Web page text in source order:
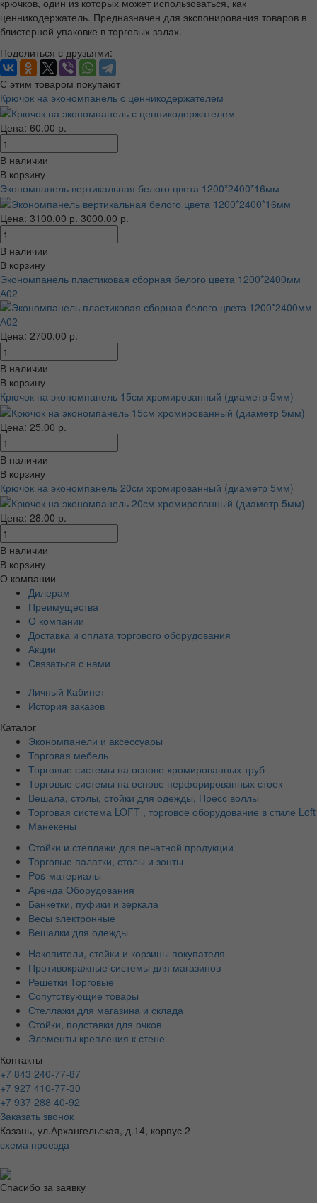
ценникодержатель. Предназначен для экспонирования товаров в
блистерной упаковке в торговых залах.
Поделиться с друзьями:
С этим товаром покупают
Крючок на экономпанель с ценникодержателем
Цена: 60.00 р.
В наличии
В корзину
Экономпанель вертикальная белого цвета 1200*2400*16мм
Цена: 3100.00 р. 3000.00 р.
В наличии
В корзину
Экономпанель пластиковая сборная белого цвета 1200*2400мм
А02
Цена: 2700.00 р.
В наличии
В корзину
Крючок на экономпанель 15см хромированный (диаметр 5мм)
Цена: 25.00 р.
В наличии
В корзину
Крючок на экономпанель 20см хромированный (диаметр 5мм)
Цена: 28.00 р.
В наличии
В корзину
О компании
Дилерам
Преимущества
О компании
Доставка и оплата торгового оборудования
Акции
Связаться с нами
Личный Кабинет
История заказов
Каталог
Экономпанели и аксессуары
Торговая мебель
Торговые системы на основе хромированных труб
Торговые системы на основе перфорированных стоек
Вешала, столы, стойки для одежды, Пресс воллы
Торговая система LOFT , торговое оборудование в стиле Loft
Манекены
Стойки и стеллажи для печатной продукции
Торговые палатки, столы и зонты
Pos-материалы
Аренда Оборудования
Банкетки, пуфики и зеркала
Весы электронные
Вешалки для одежды
Накопители, стойки и корзины покупателя
Противокражные системы для магазинов
Решетки Торговые
Сопутствующие товары
Стеллажи для магазина и склада
Стойки, подставки для очков
Элементы крепления к стене
Контакты
+7 843 240-77-87
+7 927 410-77-30
+7 937 288 40-92
Заказать звонок
Казань, ул.Архангельская, д.14, корпус 2
схема проезда
Спасибо за заявку